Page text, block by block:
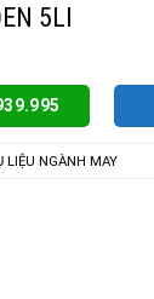
5LI
LIỆU NGÀNH MAY